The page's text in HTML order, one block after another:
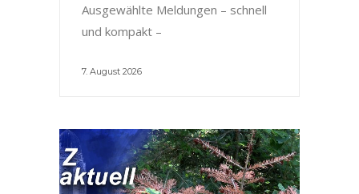
Ausgewählte Meldungen – schnell
und kompakt –
7. August 2026